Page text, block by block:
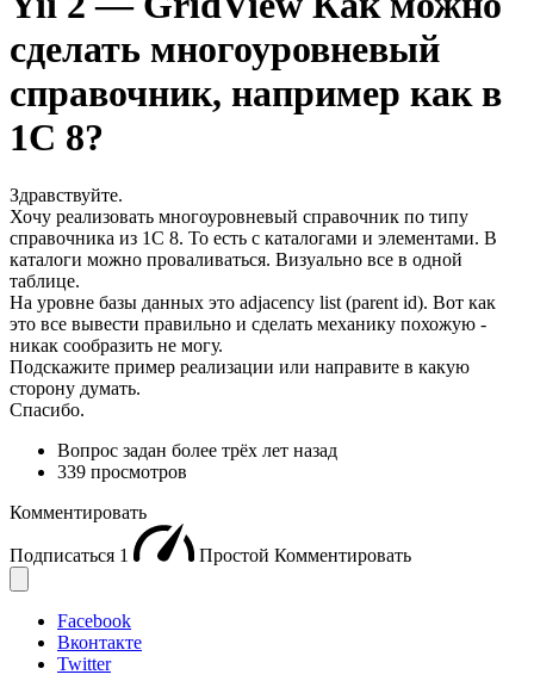
сделать многоуровневый
справочник, например как в
1С 8?
Здравствуйте.
Хочу реализовать многоуровневый справочник по типу
справочника из 1С 8. То есть с каталогами и элементами. В
каталоги можно проваливаться. Визуально все в одной
таблице.
На уровне базы данных это adjacency list (parent id). Вот как
это все вывести правильно и сделать механику похожую -
никак сообразить не могу.
Подскажите пример реализации или направите в какую
сторону думать.
Спасибо.
Вопрос задан более трёх лет назад
339 просмотров
Комментировать
Подписаться 1 Простой Комментировать
Facebook
Вконтакте
Twitter